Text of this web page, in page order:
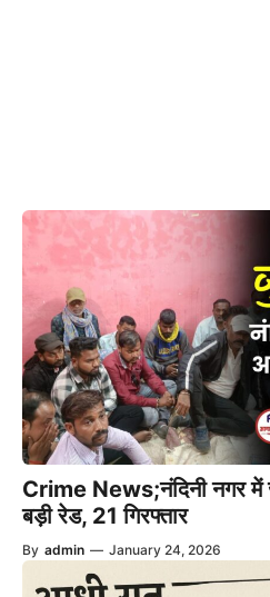
Crime News;नंदिनी नगर
बड़ी रेड, 21 गिरफ्तार
By admin — January 24, 2026